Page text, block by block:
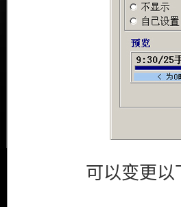
可以变更以